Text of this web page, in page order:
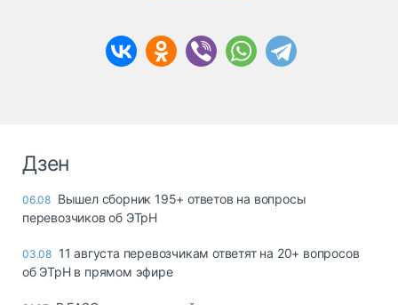
Дзен
06.08 Вышел сборник 195+ ответов на вопросы
перевозчиков об ЭТрН
03.08 11 августа перевозчикам ответят на 20+ вопросов
об ЭТрН в прямом эфире